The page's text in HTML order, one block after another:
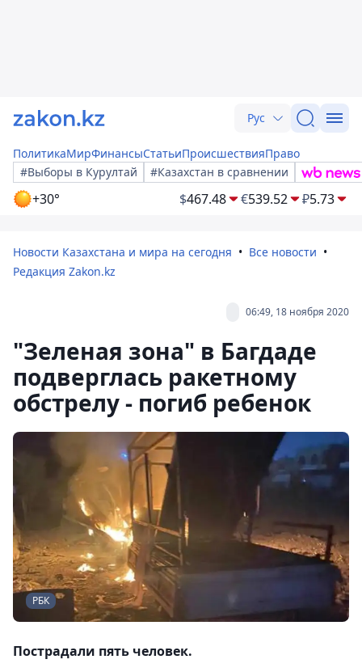
Рус
ПолитикаМирФинансыСтатьиПроисшествияПраво
#Выборы в Курултай
#Казахстан в сравнении
+30° $467.48 €539.52 ₽5.73
Новости Казахстана и мира на сегодня
Все новости
Редакция Zakon.kz
06:49, 18 ноября 2020
"Зеленая зона" в Багдаде
подверглась ракетному
обстрелу - погиб ребенок
РБК
Пострадали пять человек.